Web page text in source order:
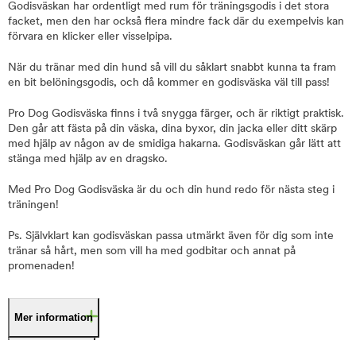
Godisväskan har ordentligt med rum för träningsgodis i det stora
facket, men den har också flera mindre fack där du exempelvis kan
förvara en klicker eller visselpipa.
När du tränar med din hund så vill du såklart snabbt kunna ta fram
en bit belöningsgodis, och då kommer en godisväska väl till pass!
Pro Dog Godisväska finns i två snygga färger, och är riktigt praktisk.
Den går att fästa på din väska, dina byxor, din jacka eller ditt skärp
med hjälp av någon av de smidiga hakarna. Godisväskan går lätt att
stänga med hjälp av en dragsko.
Med Pro Dog Godisväska är du och din hund redo för nästa steg i
träningen!
Ps. Självklart kan godisväskan passa utmärkt även för dig som inte
tränar så hårt, men som vill ha med godbitar och annat på
promenaden!
Mer information